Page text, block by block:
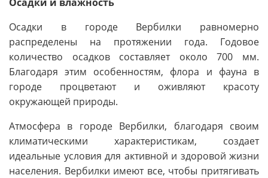
Осадки в городе Вербилки равномерно
распределены на протяжении года. Годовое
количество осадков составляет около 700 мм.
Благодаря этим особенностям, флора и фауна в
городе процветают и оживляют красоту
окружающей природы.
Атмосфера в городе Вербилки, благодаря своим
климатическими характеристикам, создает
идеальные условия для активной и здоровой жизни
населения. Вербилки имеют все, чтобы притягивать